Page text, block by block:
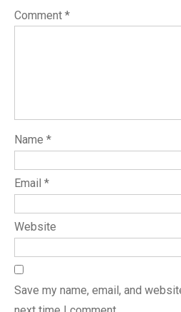
Comment *
Name *
Email *
Website
Save my name, email, and